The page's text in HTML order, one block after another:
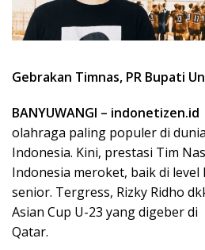
Gebrakan Timnas, PR Bupati
BANYUWANGI – indonetizen.id
olahraga paling populer di
Indonesia. Kini, prestasi Tim
Indonesia meroket, baik di
senior. Tergress, Rizky Ridho
Asian Cup U-23 yang digeber di
Qatar.